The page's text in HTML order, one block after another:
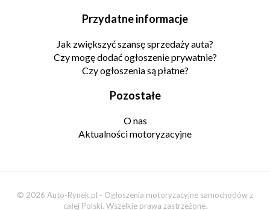
Przydatne informacje
Jak zwiększyć szansę sprzedaży auta?
Czy mogę dodać ogłoszenie prywatnie?
Czy ogłoszenia są płatne?
Pozostałe
O nas
Aktualności motoryzacyjne
© 2026 Auto-Rynek.pl - Ogłoszenia motoryzacyjne samochodów z
całej Polski. Wszelkie prawa zastrzeżone.